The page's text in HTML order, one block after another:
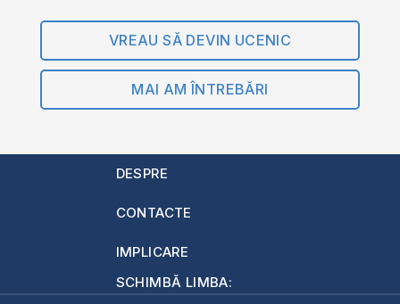
VREAU SĂ DEVIN UCENIC
MAI AM ÎNTREBĂRI
DESPRE
CONTACTE
IMPLICARE
SCHIMBĂ LIMBA: